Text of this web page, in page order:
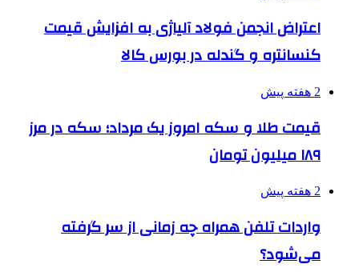
اعتراض انجمن فولاد آلیاژی به افزایش قیمت
کنسانتره و گندله در بورس کالا
2 هفته پیش
قیمت طلا و سکه امروز یک مرداد؛ سکه در مرز
۱۸۹ میلیون تومان
2 هفته پیش
واردات تلفن همراه چه زمانی از سر گرفته
می‌شود؟